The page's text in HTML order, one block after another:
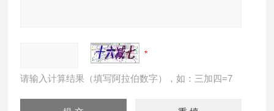
请输入计算结果（填写阿拉伯数字），如：三加四=7